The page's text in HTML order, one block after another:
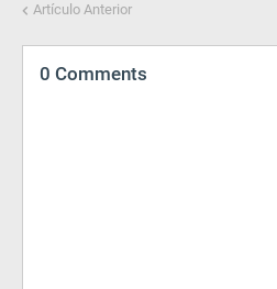
Artículo Anterior
0 Comments